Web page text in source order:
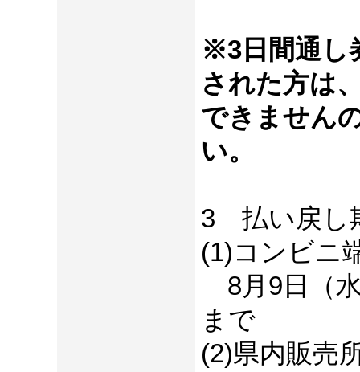
※3日間通し
された方は
できません
い。
3 払い戻し
(1)コンビニ
8月9日（
まで
(2)県内販売